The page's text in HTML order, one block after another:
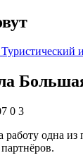
0 3
одна из